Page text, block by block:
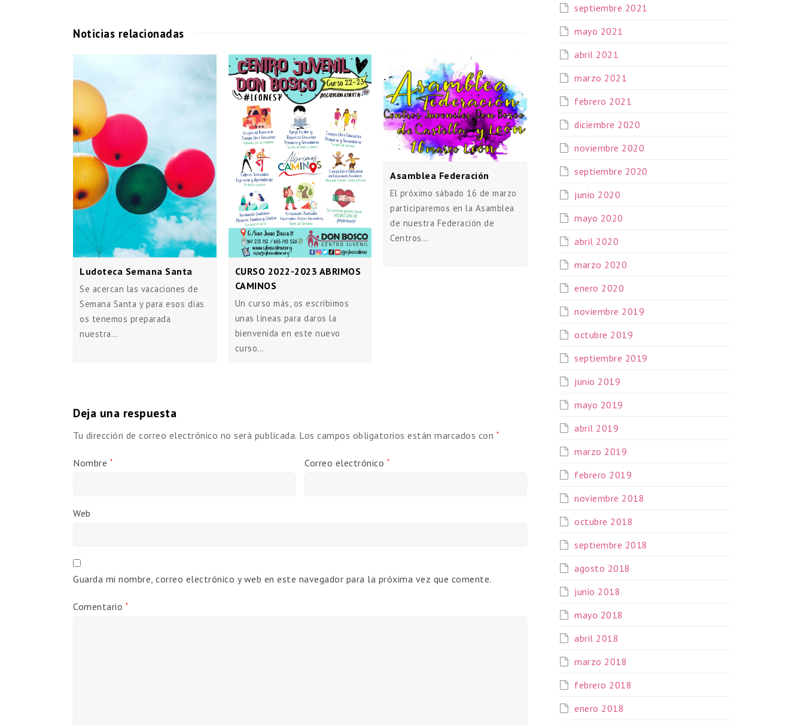
Noticias relacionadas
Ludoteca Semana Santa
Se acercan las vacaciones de
Semana Santa y para esos días
os tenemos preparada
nuestra…
CURSO 2022-2023 ABRIMOS
CAMINOS
Un curso más, os escribimos
unas líneas para daros la
bienvenida en este nuevo
curso…
Asamblea Federación
El próximo sábado 16 de marzo
participaremos en la Asamblea
de nuestra Federación de
Centros…
Deja una respuesta
Tu dirección de correo electrónico no será publicada. Los campos obligatorios están marcados con *
Nombre * Correo electrónico *
Web
Guarda mi nombre, correo electrónico y web en este navegador para la próxima vez que comente.
Comentario *
septiembre 2021
mayo 2021
abril 2021
marzo 2021
febrero 2021
diciembre 2020
noviembre 2020
septiembre 2020
junio 2020
mayo 2020
abril 2020
marzo 2020
enero 2020
noviembre 2019
octubre 2019
septiembre 2019
junio 2019
mayo 2019
abril 2019
marzo 2019
febrero 2019
noviembre 2018
octubre 2018
septiembre 2018
agosto 2018
junio 2018
mayo 2018
abril 2018
marzo 2018
febrero 2018
enero 2018